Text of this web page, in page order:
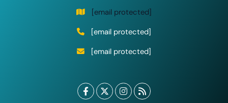
[email protected]
[email protected]
[email protected]